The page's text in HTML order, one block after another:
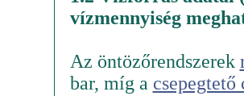
vízmennyiség
Az öntözőrendszerek
bar, míg a csepegtető